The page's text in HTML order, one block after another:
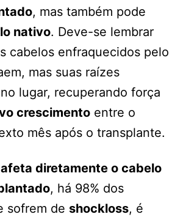
, mas também pode
nativo. Deve-se lembrar
cabelos enfraquecidos pelo
mas suas raízes
lugar, recuperando força
crescimento entre o
mês após o transplante.
diretamente o cabelo
, há 98% dos
sofrem de shockloss, é